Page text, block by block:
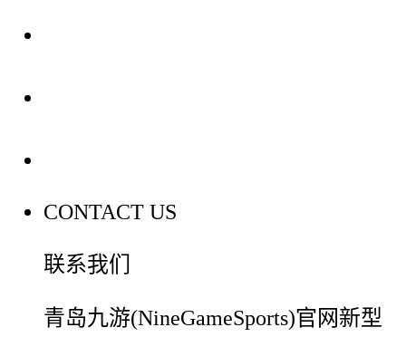
CONTACT US
联系我们
青岛九游(NineGameSports)官网新型